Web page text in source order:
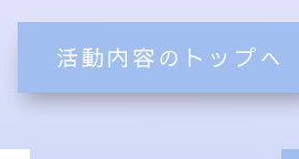
活動内容のトップへ